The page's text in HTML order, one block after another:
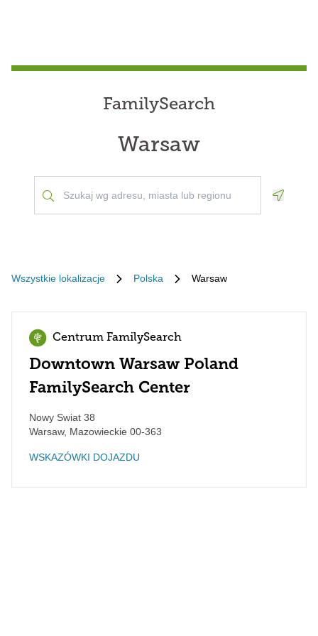
FamilySearch
Warsaw
Wszystkie lokalizacje Polska Warsaw
Centrum FamilySearch
Downtown Warsaw Poland
FamilySearch Center
Nowy Swiat 38
Warsaw, Mazowieckie 00-363
WSKAZÓWKI DOJAZDU